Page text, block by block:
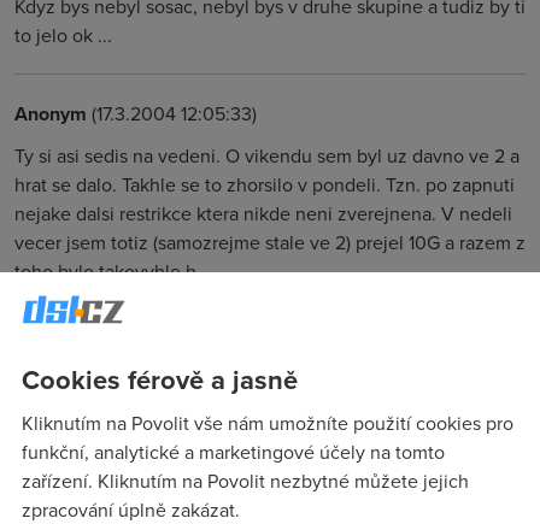
Kdyz bys nebyl sosac, nebyl bys v druhe skupine a tudiz by ti
to jelo ok ...
Anonym (17.3.2004 12:05:33)
Ty si asi sedis na vedeni. O vikendu sem byl uz davno ve 2 a
hrat se dalo. Takhle se to zhorsilo v pondeli. Tzn. po zapnuti
nejake dalsi restrikce ktera nikde neni zverejnena. V nedeli
vecer jsem totiz (samozrejme stale ve 2) prejel 10G a razem z
toho bylo takovyhle h...
mno... agr.bod ostrava 512/128 unlimited mesicni traffic 3-4
Gb packetloos 10% ping 50-350 ve hrach
(17.3.2004 12:57:43)
Cookies férově a jasně
Kliknutím na Povolit vše nám umožníte použití cookies pro
funkční, analytické a marketingové účely na tomto
zařízení. Kliknutím na Povolit nezbytné můžete jejich
zpracování úplně zakázat.